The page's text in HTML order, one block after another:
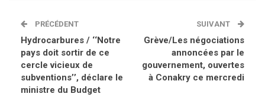
PRÉCÉDENT
Hydrocarbures / ‘‘Notre
pays doit sortir de ce
cercle vicieux de
subventions’’, déclare le
ministre du Budget
SUIVANT
Grève/Les négociations
annoncées par le
gouvernement, ouvertes
à Conakry ce mercredi